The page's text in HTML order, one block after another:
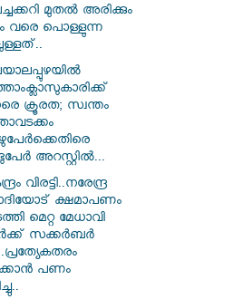
മുതൽ അരിക്കും
വരെ പൊള്ളുന്ന
ക്രൂരത; സ്വന്തം
അറസ്റ്റിൽ...
വിരട്ടി..നരേന്ദ്ര
ക്ഷമാപണം
മെറ്റ മേധാവി
സക്കർബർ​
പണം